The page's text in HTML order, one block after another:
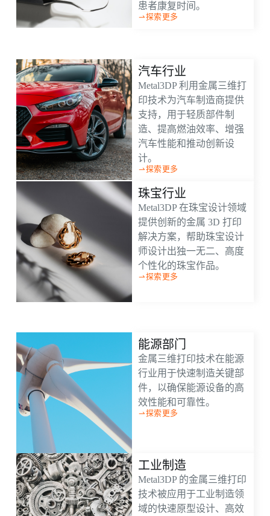
患者康复时间。
探索更多
汽车行业
Metal3DP 利用金属三维打
印技术为汽车制造商提供
支持，用于轻质部件制
造、提高燃油效率、增强
汽车性能和推动创新设
计。
探索更多
珠宝行业
Metal3DP 在珠宝设计领域
提供创新的金属 3D 打印
解决方案，帮助珠宝设计
师设计出独一无二、高度
个性化的珠宝作品。
探索更多
能源部门
金属三维打印技术在能源
行业用于快速制造关键部
件，以确保能源设备的高
效性能和可靠性。
探索更多
工业制造
Metal3DP 的金属三维打印
技术被应用于工业制造领
域的快速原型设计、高效